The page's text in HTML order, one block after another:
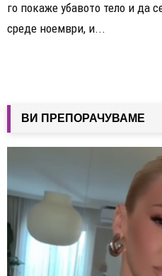
го покаже убавото тело и да
среде ноември, и...
ВИ ПРЕПОРАЧУВАМЕ